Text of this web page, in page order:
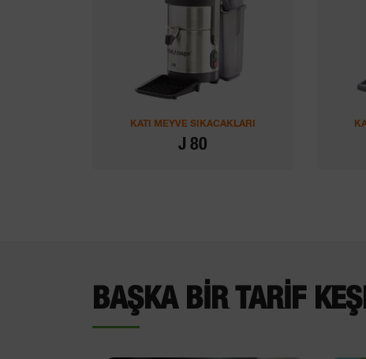
KATI MEYVE SIKACAKLARI
J 80
BAŞKA BIR TARIF